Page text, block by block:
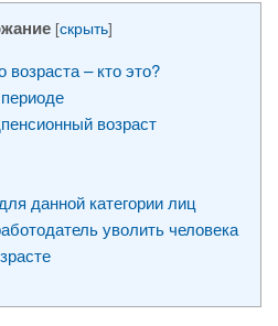
[скрыть]
– кто это?
возраст
данной категории лиц
уволить человека